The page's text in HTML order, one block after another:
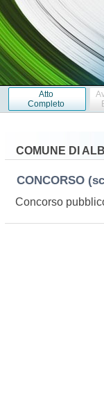
Atto
Completo
COMUNE DI
CONCORSO
Concorso